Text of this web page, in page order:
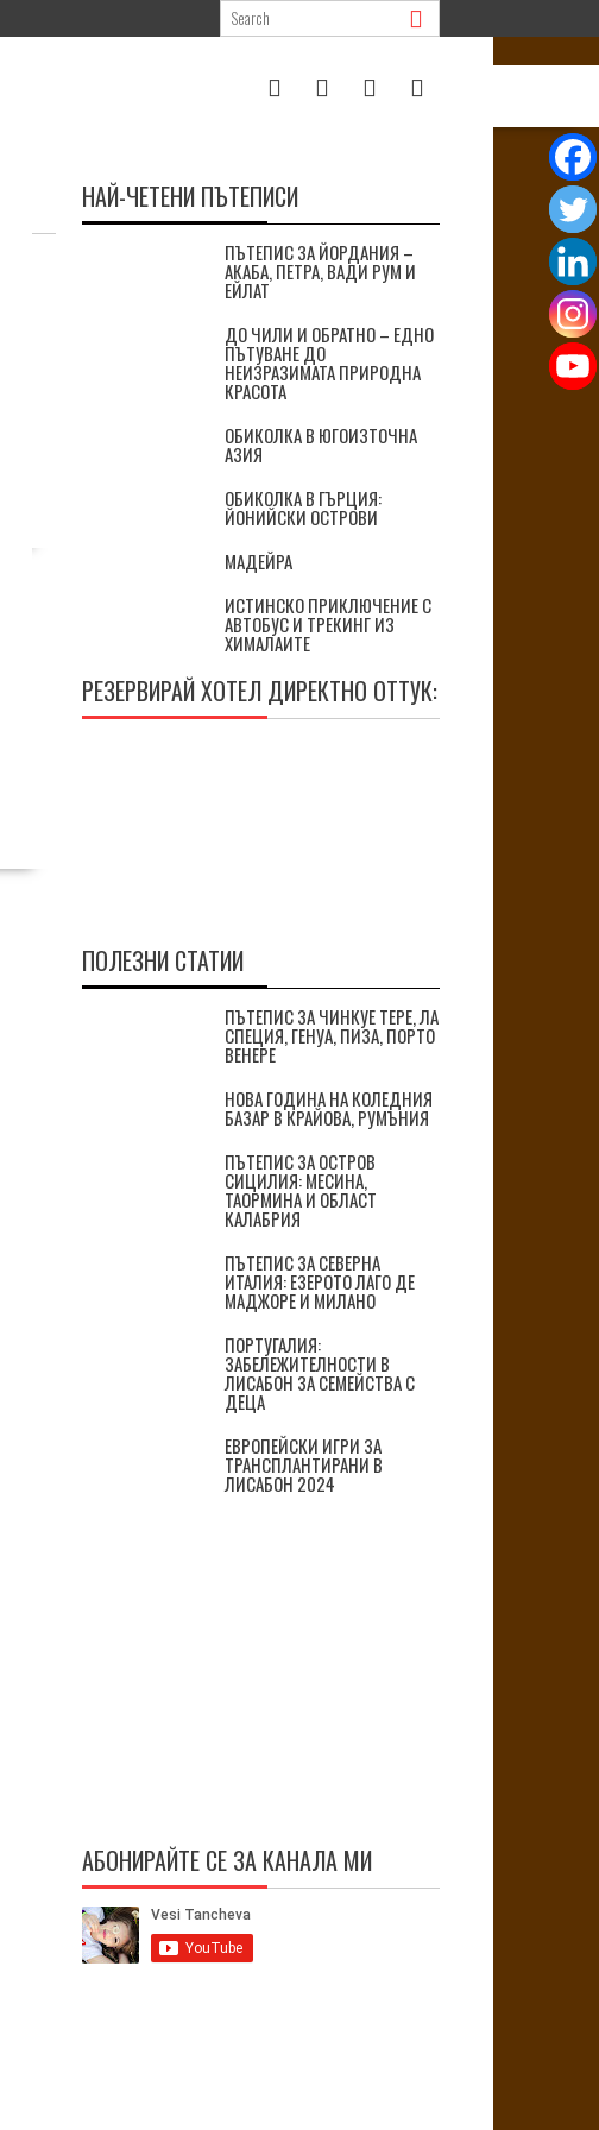
НАЙ-ЧЕТЕНИ ПЪТЕПИСИ
ПЪТЕПИС ЗА ЙОРДАНИЯ –
АКАБА, ПЕТРА, ВАДИ РУМ И
ЕЙЛАТ
ДО ЧИЛИ И ОБРАТНО – ЕДНО
ПЪТУВАНЕ ДО
НЕИЗРАЗИМАТА ПРИРОДНА
КРАСОТА
ОБИКОЛКА В ЮГОИЗТОЧНА
АЗИЯ
ОБИКОЛКА В ГЪРЦИЯ:
ЙОНИЙСКИ ОСТРОВИ
МАДЕЙРА
ИСТИНСКО ПРИКЛЮЧЕНИЕ С
АВТОБУС И ТРЕКИНГ ИЗ
ХИМАЛАИТЕ
РЕЗЕРВИРАЙ ХОТЕЛ ДИРЕКТНО ОТТУК:
ПОЛЕЗНИ СТАТИИ
ПЪТЕПИС ЗА ЧИНКУЕ ТЕРЕ, ЛА
СПЕЦИЯ, ГЕНУА, ПИЗА, ПОРТО
ВЕНЕРЕ
НОВА ГОДИНА НА КОЛЕДНИЯ
БАЗАР В КРАЙОВА, РУМЪНИЯ
ПЪТЕПИС ЗА ОСТРОВ
СИЦИЛИЯ: МЕСИНА,
ТАОРМИНА И ОБЛАСТ
КАЛАБРИЯ
ПЪТЕПИС ЗА СЕВЕРНА
ИТАЛИЯ: ЕЗЕРОТО ЛАГО ДЕ
МАДЖОРЕ И МИЛАНО
ПОРТУГАЛИЯ:
ЗАБЕЛЕЖИТЕЛНОСТИ В
ЛИСАБОН ЗА СЕМЕЙСТВА С
ДЕЦА
ЕВРОПЕЙСКИ ИГРИ ЗА
ТРАНСПЛАНТИРАНИ В
ЛИСАБОН 2024
АБОНИРАЙТЕ СЕ ЗА КАНАЛА МИ